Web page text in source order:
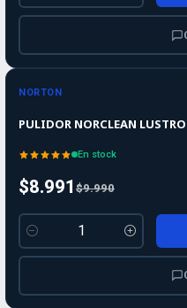
-10%OFF
NORTON
PULIDOR NORCLEAN
En stock
$8.991 $9.990
Cantidad